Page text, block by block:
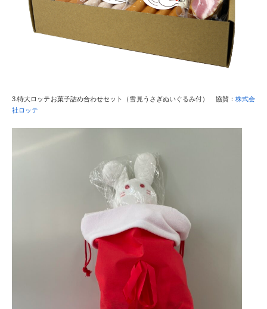
3.特大ロッテお菓子詰め合わせセット（雪見うさぎぬいぐるみ付） 協賛： 株式会
社ロッテ